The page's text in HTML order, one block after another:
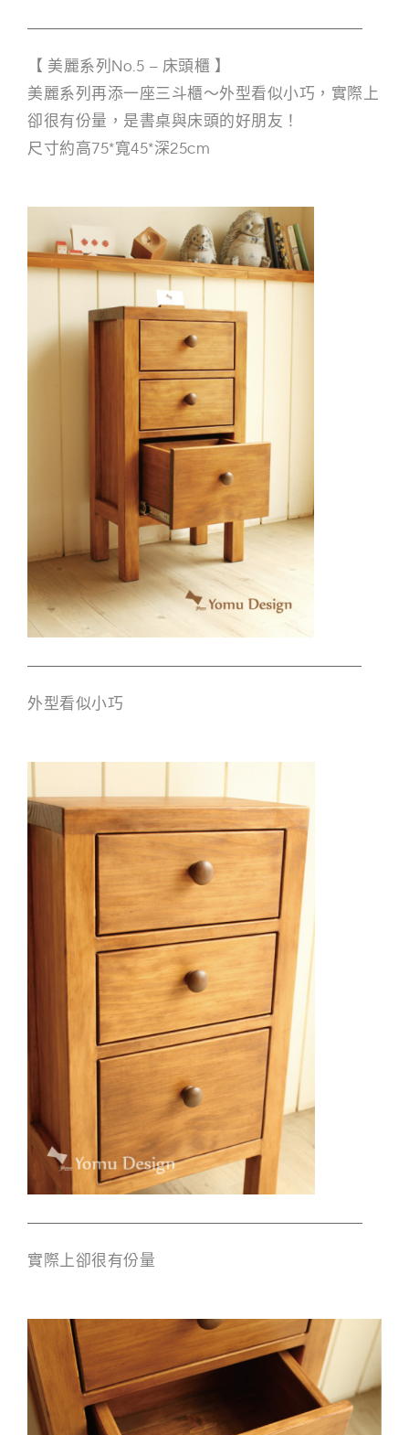
【 美麗系列No.5 – 床頭櫃 】
美麗系列再添一座三斗櫃～外型看似小巧，實際上
卻很有份量，是書桌與床頭的好朋友！
尺寸約高75*寬45*深25cm
外型看似小巧
實際上卻很有份量